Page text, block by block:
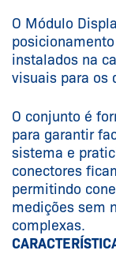
O Módulo
instalados na
visuais para os
O conjunto é
para garantir
sistema e
conectores
permitindo
medições sem
complexas.